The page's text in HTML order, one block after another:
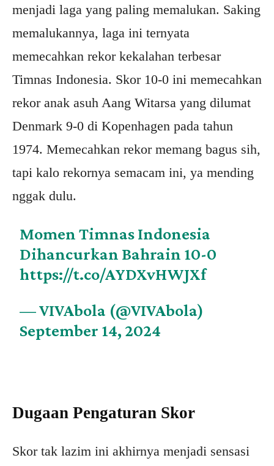
menjadi laga yang paling memalukan. Saking
memalukannya, laga ini ternyata
memecahkan rekor kekalahan terbesar
Timnas Indonesia. Skor 10-0 ini memecahkan
rekor anak asuh Aang Witarsa yang dilumat
Denmark 9-0 di Kopenhagen pada tahun
1974. Memecahkan rekor memang bagus sih,
tapi kalo rekornya semacam ini, ya mending
nggak dulu.
Momen Timnas Indonesia
Dihancurkan Bahrain 10-0
https://t.co/AYDXvHWJXf
— VIVAbola (@VIVAbola)
September 14, 2024
Dugaan Pengaturan Skor
Skor tak lazim ini akhirnya menjadi sensasi